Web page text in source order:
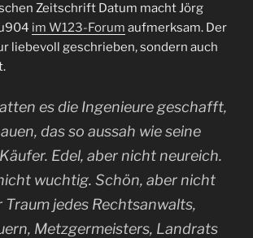
Zeitschrift Datum macht Jörg
im W123-Forum aufmerksam. Der
liebevoll geschrieben, sondern auch
es die Ingenieure geschafft,
das so aussah wie seine
Edel, aber nicht neureich.
wuchtig. Schön, aber nicht
Traum jedes Rechtsanwalts,
Metzgermeisters, Landrats